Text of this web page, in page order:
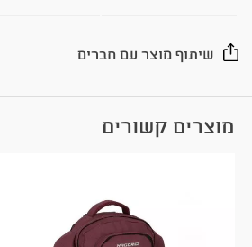
שיתוף מוצר עם חברים
מוצרים קשורים